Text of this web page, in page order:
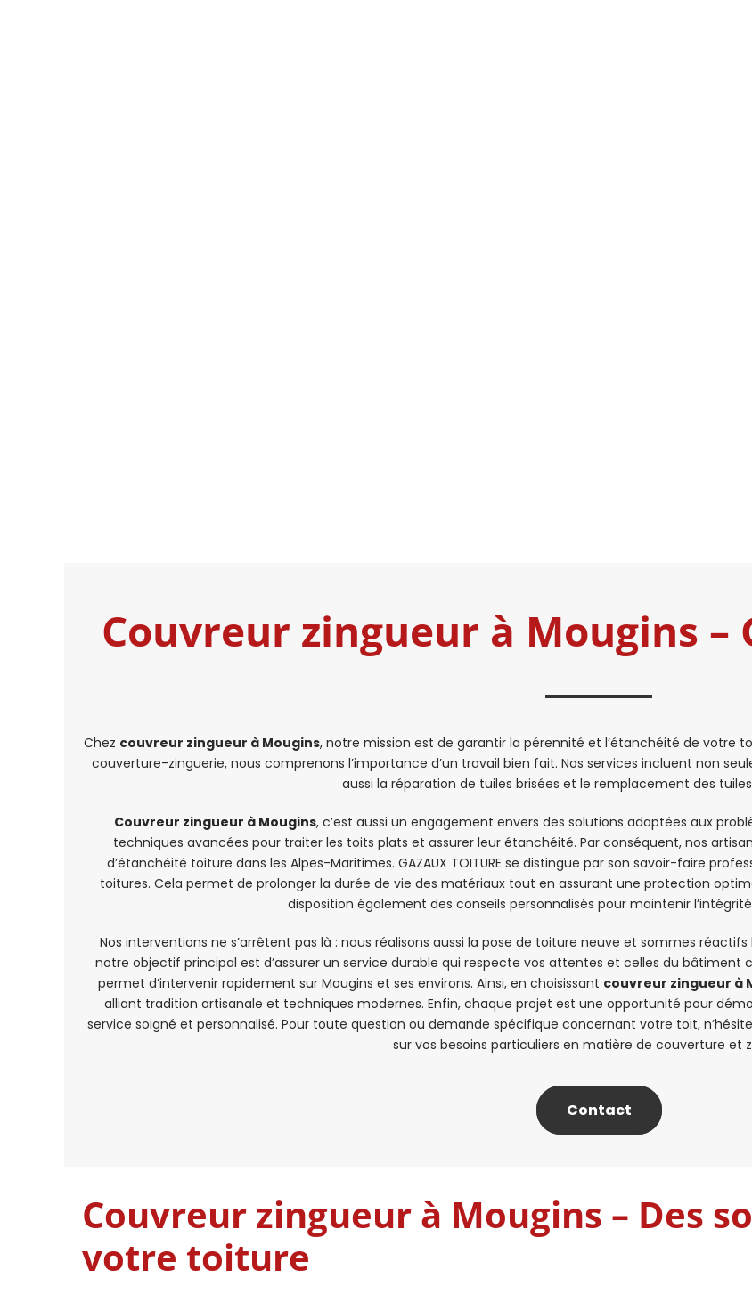
Couvreur zingueur à Mougins –
Chez couvreur zingueur à Mougins, notre mission est de garantir la pérennité et l’étanchéité de votre
couverture-zinguerie, nous comprenons l’importance d’un travail bien fait. Nos services incluent non
aussi la réparation de tuiles brisées et le remplacement des
Couvreur zingueur à Mougins, c’est aussi un engagement envers des solutions adaptées aux
techniques avancées pour traiter les toits plats et assurer leur étanchéité. Par conséquent, nos
d’étanchéité toiture dans les Alpes-Maritimes. GAZAUX TOITURE se distingue par son savoir-faire
toitures. Cela permet de prolonger la durée de vie des matériaux tout en assurant une protection
disposition également des conseils personnalisés pour maintenir
Nos interventions ne s’arrêtent pas là : nous réalisons aussi la pose de toiture neuve et sommes
notre objectif principal est d’assurer un service durable qui respecte vos attentes et celles du
permet d’intervenir rapidement sur Mougins et ses environs. Ainsi, en choisissant couvreur zingueur à
alliant tradition artisanale et techniques modernes. Enfin, chaque projet est une opportunité pour
service soigné et personnalisé. Pour toute question ou demande spécifique concernant votre toit,
sur vos besoins particuliers en matière de couverture et
Contact
Couvreur zingueur à Mougins – Des
votre toiture